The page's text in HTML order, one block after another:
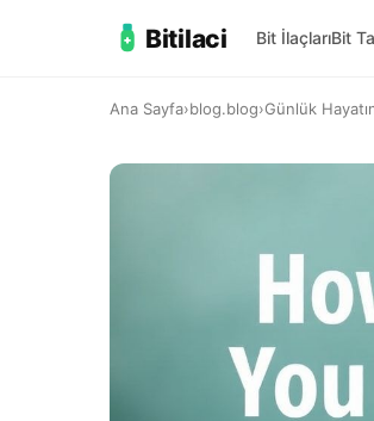
Bitilaci Bit İlaçlarıBit
Ana Sayfa›blog.blog›Günlük